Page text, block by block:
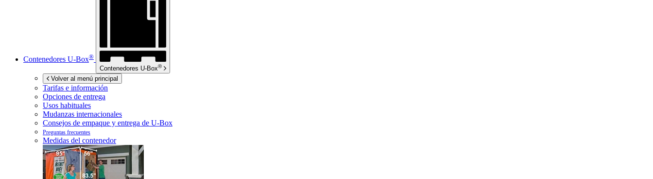
Contenedores U-Box®
Contenedores U-Box®
Volver al menú principal
Tarifas e información
Opciones de entrega
Usos habituales
Mudanzas internacionales
Consejos de empaque y entrega de U-Box
Preguntas frecuentes
Medidas del contenedor